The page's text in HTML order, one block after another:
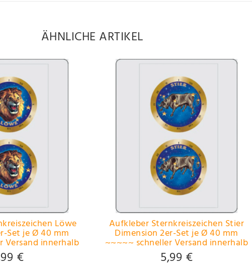
ÄHNLICHE ARTIKEL
Löwe
Set je Ø 40 mm
Versand innerhalb
~~~~~
€
Aufkleber Sternkreiszeichen Stier
Dimension 2er-Set je Ø 40 mm
~~~~~ schneller Versand innerhalb
24 Stunden ~~~~~
5,99 €